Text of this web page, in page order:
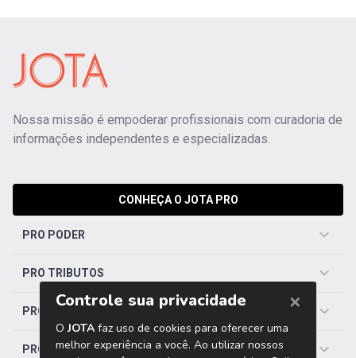
Nossa missão é empoderar profissionais com curadoria de
informações independentes e especializadas.
CONHEÇA O JOTA PRO
PRO PODER
PRO TRIBUTOS
PRO TRABALHISTA
PRO SAÚDE